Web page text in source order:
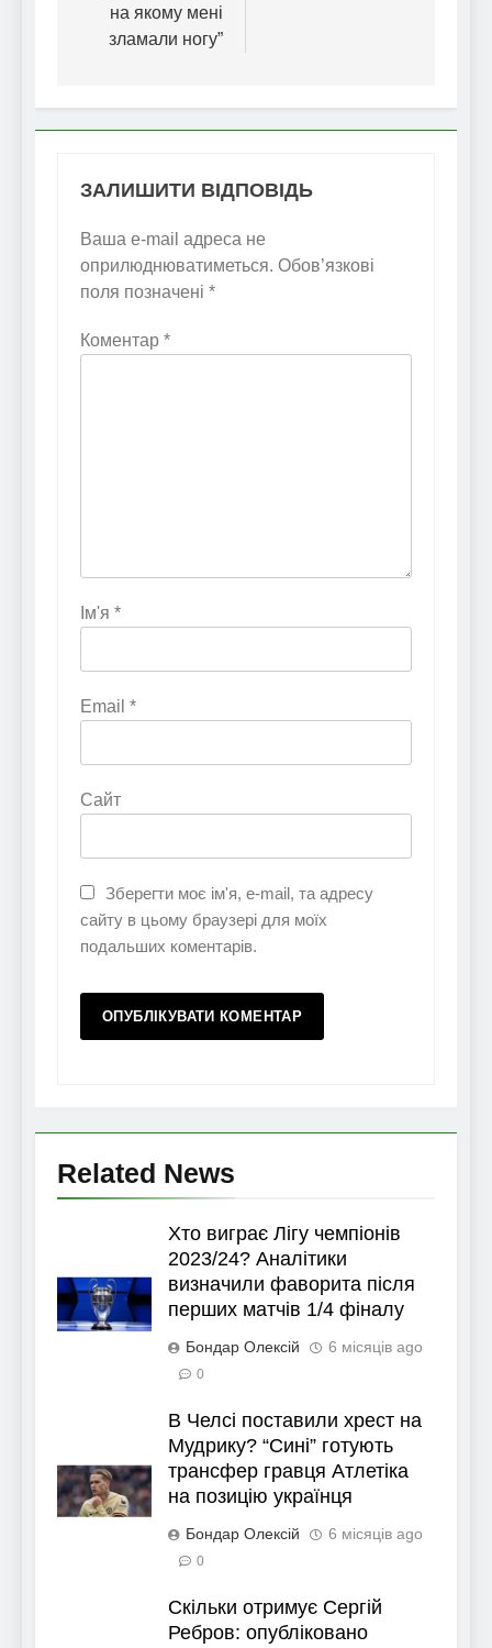
на якому мені
зламали ногу”
ЗАЛИШИТИ ВІДПОВІДЬ
Ваша e-mail адреса не
оприлюднюватиметься. Обов’язкові
поля позначені *
Коментар *
Ім'я *
Email *
Сайт
Зберегти моє ім'я, e-mail, та адресу
сайту в цьому браузері для моїх
подальших коментарів.
Related News
Хто виграє Лігу чемпіонів
2023/24? Аналітики
визначили фаворита після
перших матчів 1/4 фіналу
Бондар Олексій 6 місяців ago
0
В Челсі поставили хрест на
Мудрику? “Сині” готують
трансфер гравця Атлетіка
на позицію українця
Бондар Олексій 6 місяців ago
0
Скільки отримує Сергій
Ребров: опубліковано